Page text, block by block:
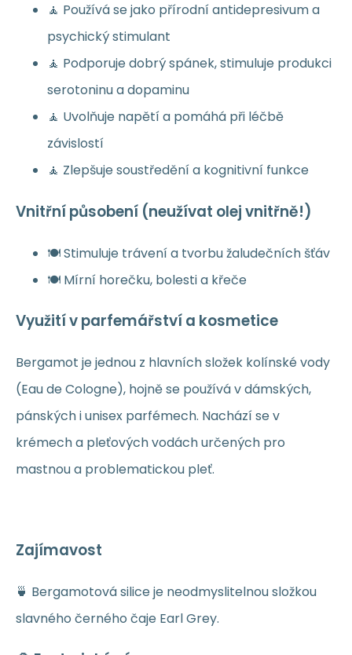
🧘 Používá se jako přírodní antidepresivum a
psychický stimulant
🧘 Podporuje dobrý spánek, stimuluje produkci
serotoninu a dopaminu
🧘 Uvolňuje napětí a pomáhá při léčbě
závislostí
🧘 Zlepšuje soustředění a kognitivní funkce
Vnitřní působení (neužívat olej vnitřně!)
🍽️ Stimuluje trávení a tvorbu žaludečních šťáv
🍽️ Mírní horečku, bolesti a křeče
Využití v parfemářství a kosmetice
Bergamot je jednou z hlavních složek kolínské vody
(Eau de Cologne), hojně se používá v dámských,
pánských i unisex parfémech. Nachází se v
krémech a pleťových vodách určených pro
mastnou a problematickou pleť.
Zajímavost
🍵 Bergamotová silice je neodmyslitelnou složkou
slavného černého čaje Earl Grey.